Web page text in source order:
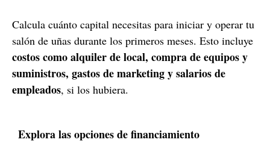
Calcula cuánto capital necesitas para iniciar y operar tu
salón de uñas durante los primeros meses. Esto incluye
costos como alquiler de local, compra de equipos y
suministros, gastos de marketing y salarios de
empleados, si los hubiera.
Explora las opciones de financiamiento